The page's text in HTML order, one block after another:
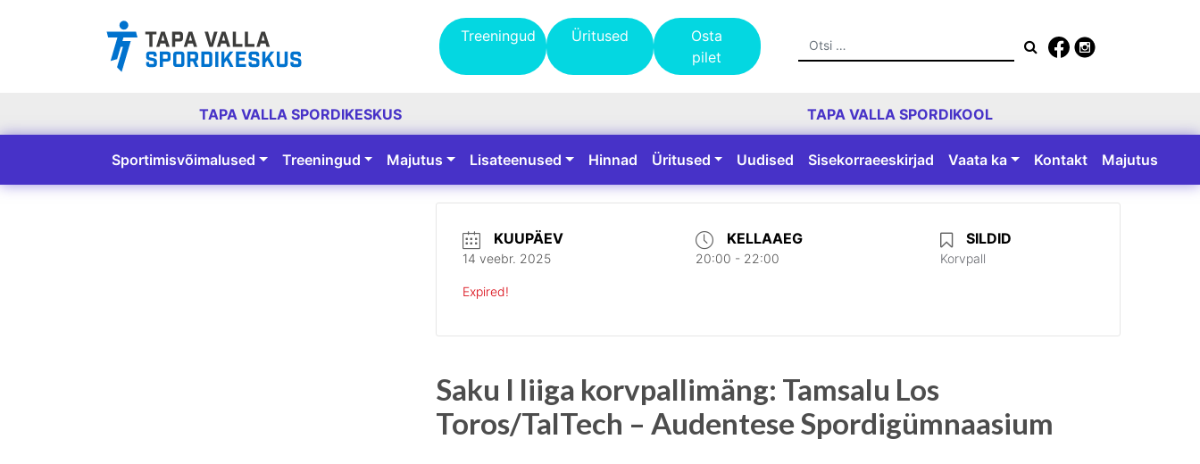
Treeningud Üritused
Osta
pilet
Otsing
TAPA VALLA SPORDIKESKUS TAPA VALLA SPORDIKOOL
Peamine navigatsioon
Sportimisvõimalused Treeningud Majutus Lisateenused Hinnad Üritused Uudised Sisekorraeeskirjad Vaata ka Kontakt Majutus
KUUPÄEV
14 veebr. 2025
Expired!
KELLAAEG
20:00 - 22:00
SILDID
Korvpall
Saku I liiga korvpallimäng: Tamsalu Los
Toros/TalTech – Audentese Spordigümnaasium